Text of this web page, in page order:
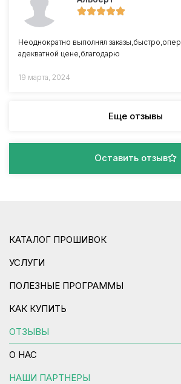
Неоднократно выполнял
адекватной цене,благодарю
19 марта, 2024
Еще отзывы
Оставить отзыв
КАТАЛОГ ПРОШИВОК
УСЛУГИ
ПОЛЕЗНЫЕ ПРОГРАММЫ
КАК КУПИТЬ
ОТЗЫВЫ
О НАС
НАШИ ПАРТНЕРЫ